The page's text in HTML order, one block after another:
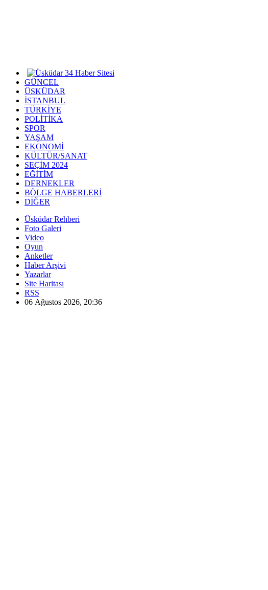
GÜNCEL
ÜSKÜDAR
İSTANBUL
TÜRKİYE
POLİTİKA
SPOR
YAŞAM
EKONOMİ
KÜLTÜR/SANAT
SEÇİM 2024
EĞİTİM
DERNEKLER
BÖLGE HABERLERİ
DİĞER
Üsküdar Rehberi
Foto Galeri
Video
Oyun
Anketler
Haber Arşivi
Yazarlar
Site Haritası
RSS
06 Ağustos 2026, 20:36